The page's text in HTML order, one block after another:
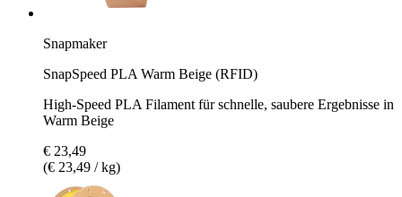
Snapmaker
SnapSpeed PLA Warm Beige (RFID)
High-Speed PLA Filament für schnelle, saubere Ergebnisse in
Warm Beige
€ 23,49
(€ 23,49 / kg)